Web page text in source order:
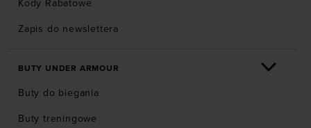
Kody Rabatowe
Zapis do newslettera
BUTY UNDER ARMOUR
Buty do biegania
Buty treningowe